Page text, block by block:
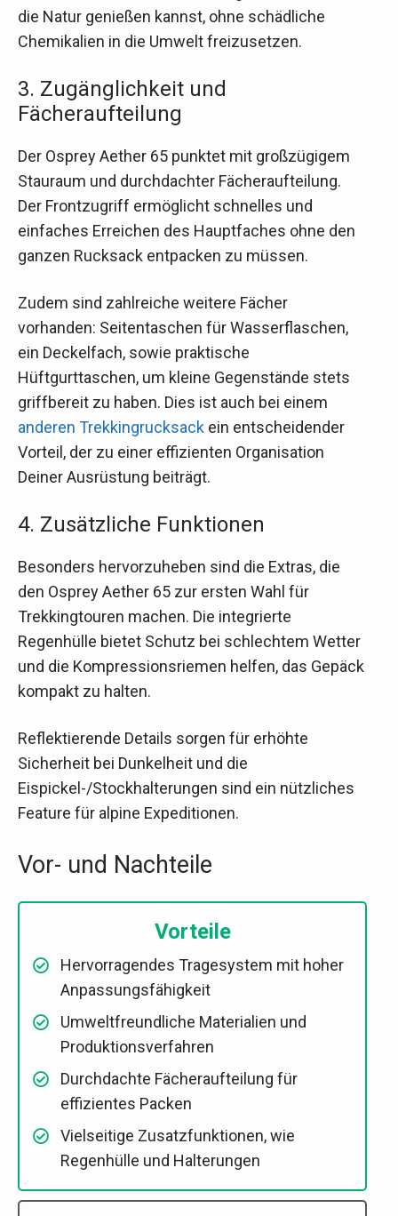
die Natur genießen kannst, ohne schädliche
Chemikalien in die Umwelt freizusetzen.
3. Zugänglichkeit und
Fächeraufteilung
Der Osprey Aether 65 punktet mit großzügigem
Stauraum und durchdachter Fächeraufteilung.
Der Frontzugriff ermöglicht schnelles und
einfaches Erreichen des Hauptfaches ohne den
ganzen Rucksack entpacken zu müssen.
Zudem sind zahlreiche weitere Fächer
vorhanden: Seitentaschen für Wasserflaschen,
ein Deckelfach, sowie praktische
Hüftgurttaschen, um kleine Gegenstände stets
griffbereit zu haben. Dies ist auch bei einem
anderen Trekkingrucksack ein entscheidender
Vorteil, der zu einer effizienten Organisation
Deiner Ausrüstung beiträgt.
4. Zusätzliche Funktionen
Besonders hervorzuheben sind die Extras, die
den Osprey Aether 65 zur ersten Wahl für
Trekkingtouren machen. Die integrierte
Regenhülle bietet Schutz bei schlechtem Wetter
und die Kompressionsriemen helfen, das Gepäck
kompakt zu halten.
Reflektierende Details sorgen für erhöhte
Sicherheit bei Dunkelheit und die
Eispickel-/Stockhalterungen sind ein nützliches
Feature für alpine Expeditionen.
Vor- und Nachteile
Vorteile
Hervorragendes Tragesystem mit hoher
Anpassungsfähigkeit
Umweltfreundliche Materialien und
Produktionsverfahren
Durchdachte Fächeraufteilung für
effizientes Packen
Vielseitige Zusatzfunktionen, wie
Regenhülle und Halterungen